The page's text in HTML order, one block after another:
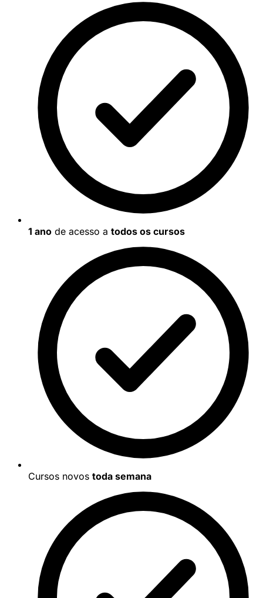
1 ano de acesso a todos os cursos
Cursos novos toda semana